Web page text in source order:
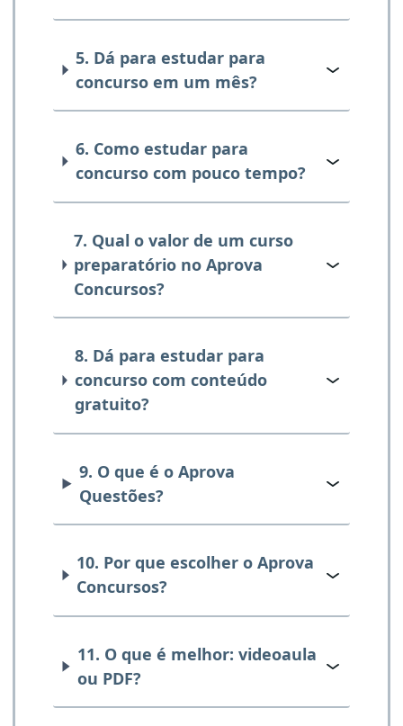
5. Dá para estudar para
concurso em um mês?
6. Como estudar para
concurso com pouco tempo?
7. Qual o valor de um curso
preparatório no Aprova
Concursos?
8. Dá para estudar para
concurso com conteúdo
gratuito?
9. O que é o Aprova
Questões?
10. Por que escolher o Aprova
Concursos?
11. O que é melhor: videoaula
ou PDF?